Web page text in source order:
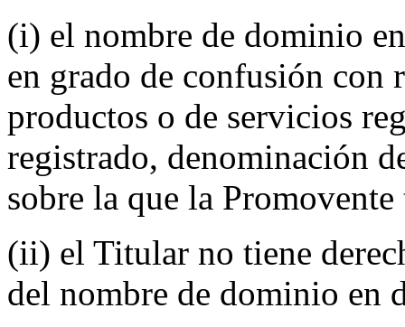
(i) el nombre de dominio
en grado de confusión con
productos o de servicios
registrado, denominación
sobre la que la
(ii) el Titular no tiene
del nombre de dominio en